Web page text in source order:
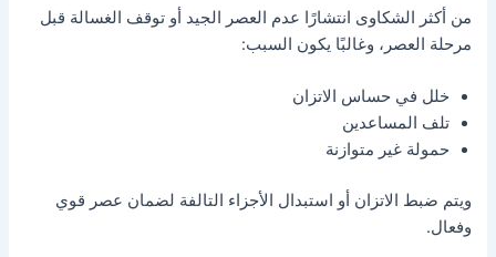
من أكثر الشكاوى انتشارًا عدم العصر الجيد أو توقف الغسالة قبل
مرحلة العصر، وغالبًا يكون السبب:
خلل في حساس الاتزان
تلف المساعدين
حمولة غير متوازنة
ويتم ضبط الاتزان أو استبدال الأجزاء التالفة لضمان عصر قوي
وفعال.